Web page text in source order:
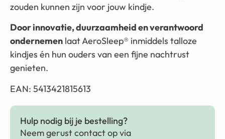
zouden kunnen zijn voor jouw kindje.
Door innovatie, duurzaamheid en verantwoord
ondernemen laat AeroSleep® inmiddels talloze
kindjes én hun ouders van een fijne nachtrust
genieten.
EAN: 5413421815613
Hulp nodig bij je bestelling?
Neem gerust contact op via